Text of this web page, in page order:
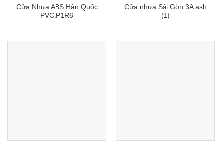
Cửa Nhựa ABS Hàn Quốc
PVC.P1R6
Cửa nhựa Sài Gòn 3A ash
(1)